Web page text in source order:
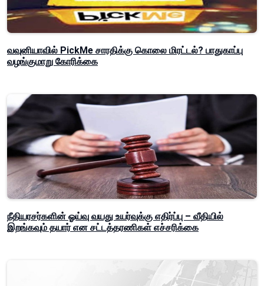
வவுனியாவில் PickMe சாரதிக்கு கொலை மிரட்டல்? பாதுகாப்பு
வழங்குமாறு கோரிக்கை
நீதியரசர்களின் ஓய்வு வயது உயர்வுக்கு எதிர்ப்பு – வீதியில்
இறங்கவும் தயார் என சட்டத்தரணிகள் எச்சரிக்கை